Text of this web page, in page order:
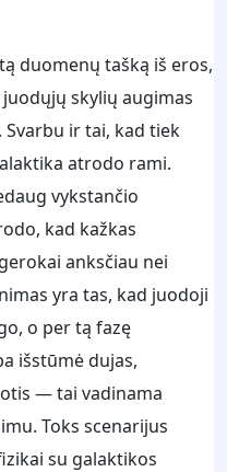
duomenų tašką iš eros,
skylių augimas
ir tai, kad tiek
atrodo rami.
vykstančio
kad kažkas
anksčiau nei
yra tas, kad juodoji
o per tą fazę
išstūmė dujas,
— tai vadinama
Toks scenarijus
su galaktikos